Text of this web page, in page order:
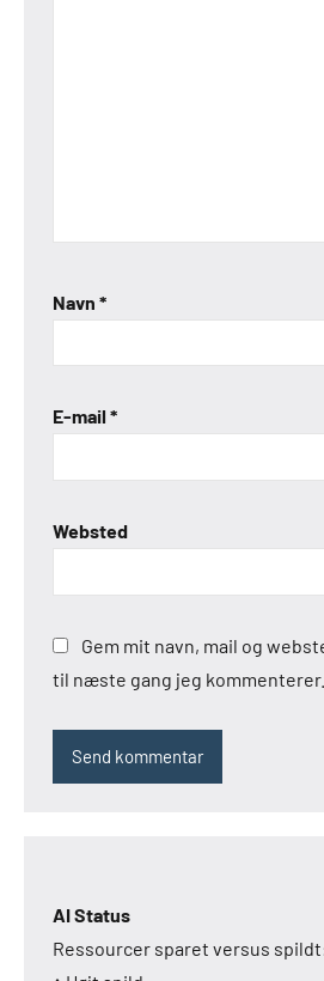
Navn *
E-mail *
Websted
Gem mit navn, mail og
til næste gang jeg kommenterer.
AI Status
Ressourcer sparet versus